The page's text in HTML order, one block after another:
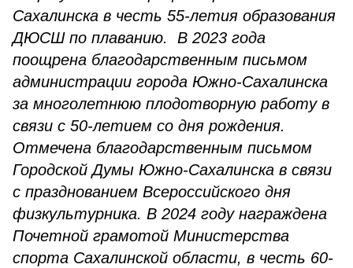
Сахалинска в честь 55-летия образования
ДЮСШ по плаванию. В 2023 года
поощрена благодарственным письмом
администрации города Южно-Сахалинска
за многолетнюю плодотворную работу в
связи с 50-летием со дня рождения.
Отмечена благодарственным письмом
Городской Думы Южно-Сахалинска в связи
с празднованием Всероссийского дня
физкультурника. В 2024 году награждена
Почетной грамотой Министерства
спорта Сахалинской области, в честь 60-